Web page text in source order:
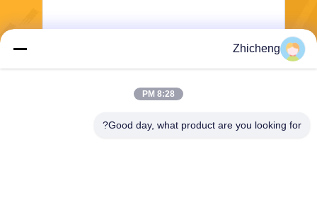
Zhicheng
8:28 PM
Good day, what product are you looking for?